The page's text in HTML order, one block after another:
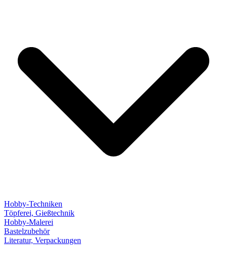
Hobby-Techniken
Töpferei, Gießtechnik
Hobby-Malerei
Bastelzubehör
Literatur, Verpackungen